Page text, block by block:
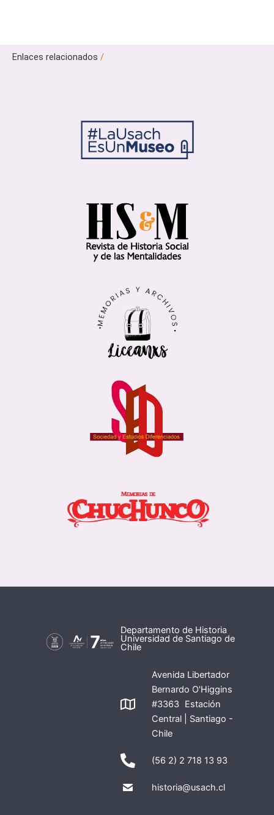
Enlaces relacionados /
Departamento de Historia
Universidad de Santiago de
Chile
Avenida Libertador
Bernardo O'Higgins
#3363 Estación
Central | Santiago -
Chile
(56 2) 2 718 13 93
historia@usach.cl